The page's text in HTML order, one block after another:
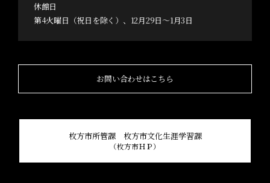
休館日
第4火曜日（祝日を除く）、12月29日～1月3日
お問い合わせはこちら
枚方市所管課 枚方市文化生涯学習課
（枚方市ＨＰ）